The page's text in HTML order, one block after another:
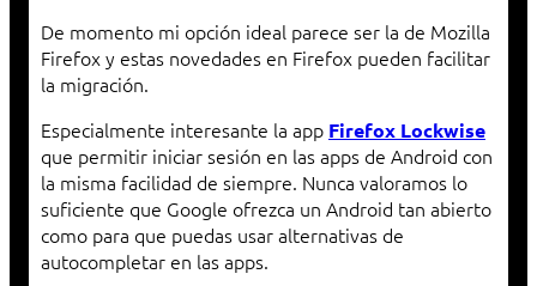
De momento mi opción ideal parece ser la de Mozilla
Firefox y estas novedades en Firefox pueden facilitar
la migración.
Especialmente interesante la app Firefox Lockwise
que permitir iniciar sesión en las apps de Android con
la misma facilidad de siempre. Nunca valoramos lo
suficiente que Google ofrezca un Android tan abierto
como para que puedas usar alternativas de
autocompletar en las apps.